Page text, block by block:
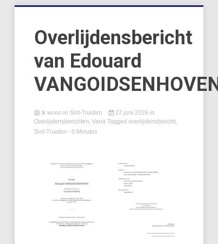
Overlijdensbericht
van Edouard
Ik woon in Sint-Truiden 27 juni 2026 in
Overlijdensberichten, Varia Tagged overlijdensbericht,
Sint-Truiden - 0 Minutes